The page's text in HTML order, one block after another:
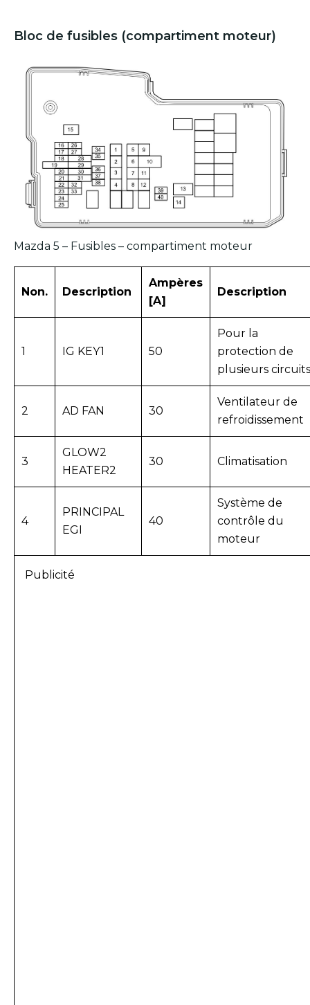
Bloc de fusibles (compartiment moteur)
Mazda 5 – Fusibles – compartiment moteur
Non. Description
Ampères
[A]
Description
1 IG KEY1 50
Pour la
protection de
plusieurs circuits
2 AD FAN 30
Ventilateur de
refroidissement
3
GLOW2
HEATER2
30 Climatisation
4
PRINCIPAL
EGI
40
Système de
contrôle du
moteur
Publicité